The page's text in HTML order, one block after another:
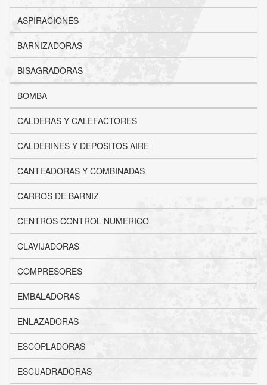
ASPIRACIONES
BARNIZADORAS
BISAGRADORAS
BOMBA
CALDERAS Y CALEFACTORES
CALDERINES Y DEPOSITOS AIRE
CANTEADORAS Y COMBINADAS
CARROS DE BARNIZ
CENTROS CONTROL NUMERICO
CLAVIJADORAS
COMPRESORES
EMBALADORAS
ENLAZADORAS
ESCOPLADORAS
ESCUADRADORAS